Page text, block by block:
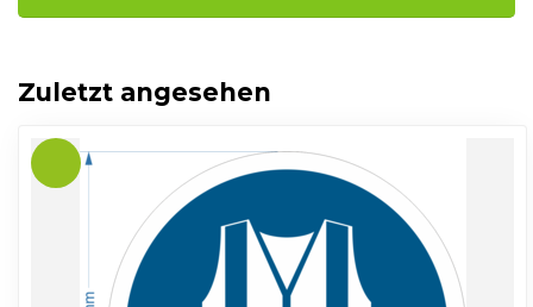
Zuletzt angesehen